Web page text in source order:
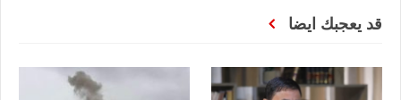
قد يعجبك ايضا